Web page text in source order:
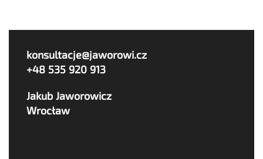
konsultacje@jaworowi.cz
+48 535 920 913
Jakub Jaworowicz
Wrocław